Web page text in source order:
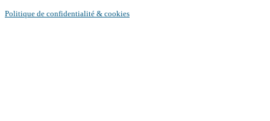
Politique de confidentialité & cookies